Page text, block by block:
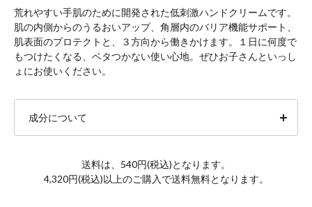
荒れやすい手肌のために開発された低刺激ハンドクリームです。
肌の内側からのうるおいアップ、角層内のバリア機能サポート、
肌表面のプロテクトと、３方向から働きかけます。１日に何度で
もつけたくなる、ベタつかない使い心地。ぜひお子さんといっし
ょにお使いください。
成分について